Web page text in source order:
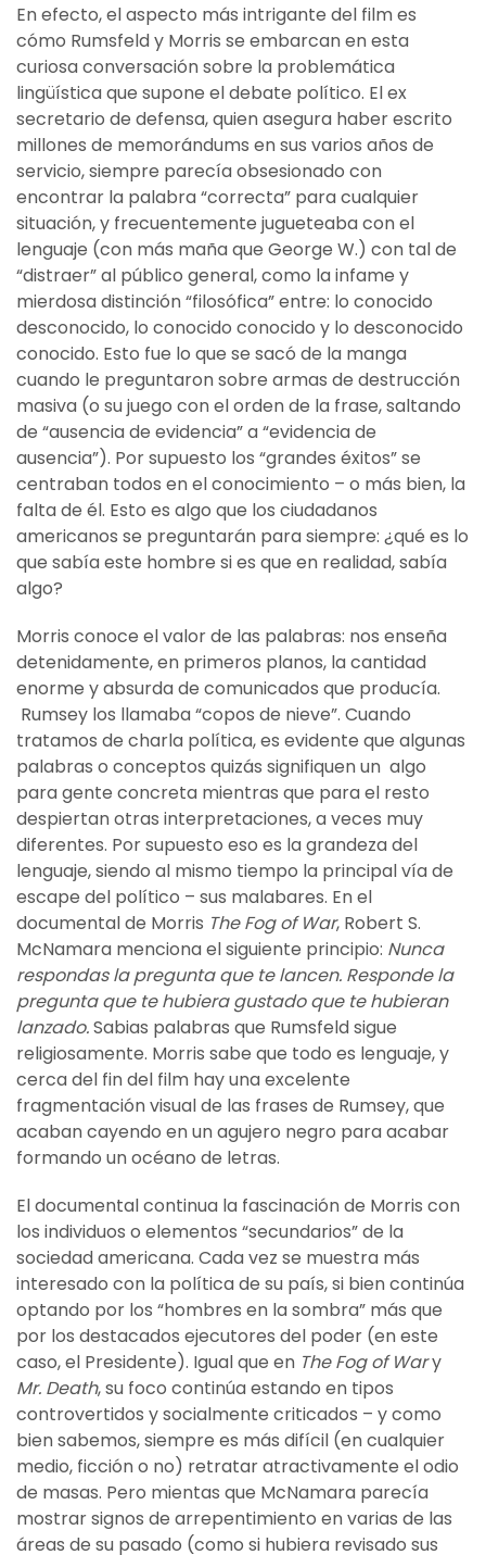
En efecto, el aspecto más intrigante del film es
cómo Rumsfeld y Morris se embarcan en esta
curiosa conversación sobre la problemática
lingüística que supone el debate político. El ex
secretario de defensa, quien asegura haber escrito
millones de memorándums en sus varios años de
servicio, siempre parecía obsesionado con
encontrar la palabra “correcta” para cualquier
situación, y frecuentemente jugueteaba con el
lenguaje (con más maña que George W.) con tal de
“distraer” al público general, como la infame y
mierdosa distinción “filosófica” entre: lo conocido
desconocido, lo conocido conocido y lo desconocido
conocido. Esto fue lo que se sacó de la manga
cuando le preguntaron sobre armas de destrucción
masiva (o su juego con el orden de la frase, saltando
de “ausencia de evidencia” a “evidencia de
ausencia”). Por supuesto los “grandes éxitos” se
centraban todos en el conocimiento – o más bien, la
falta de él. Esto es algo que los ciudadanos
americanos se preguntarán para siempre: ¿qué es lo
que sabía este hombre si es que en realidad, sabía
algo?
Morris conoce el valor de las palabras: nos enseña
detenidamente, en primeros planos, la cantidad
enorme y absurda de comunicados que producía.
Rumsey los llamaba “copos de nieve”. Cuando
tratamos de charla política, es evidente que algunas
palabras o conceptos quizás signifiquen un algo
para gente concreta mientras que para el resto
despiertan otras interpretaciones, a veces muy
diferentes. Por supuesto eso es la grandeza del
lenguaje, siendo al mismo tiempo la principal vía de
escape del político – sus malabares. En el
documental de Morris The Fog of War, Robert S.
McNamara menciona el siguiente principio: Nunca
respondas la pregunta que te lancen. Responde la
pregunta que te hubiera gustado que te hubieran
lanzado.Sabias palabras que Rumsfeld sigue
religiosamente. Morris sabe que todo es lenguaje, y
cerca del fin del film hay una excelente
fragmentación visual de las frases de Rumsey, que
acaban cayendo en un agujero negro para acabar
formando un océano de letras.
El documental continua la fascinación de Morris con
los individuos o elementos “secundarios” de la
sociedad americana. Cada vez se muestra más
interesado con la política de su país, si bien continúa
optando por los “hombres en la sombra” más que
por los destacados ejecutores del poder (en este
caso, el Presidente). Igual que en The Fog of Wary
Mr. Death, su foco continúa estando en tipos
controvertidos y socialmente criticados – y como
bien sabemos, siempre es más difícil (en cualquier
medio, ficción o no) retratar atractivamente el odio
de masas. Pero mientas que McNamara parecía
mostrar signos de arrepentimiento en varias de las
áreas de su pasado (como si hubiera revisado sus